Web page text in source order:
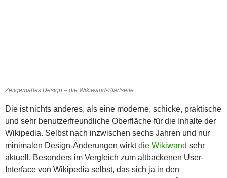
Zeitgemäßes Design – die Wikiwand-Startseite
Die ist nichts anderes, als eine moderne, schicke, praktische
und sehr benutzerfreundliche Oberfläche für die Inhalte der
Wikipedia. Selbst nach inzwischen sechs Jahren und nur
minimalen Design-Änderungen wirktdie Wikiwand sehr
aktuell. Besonders im Vergleich zum altbackenen User-
Interface von Wikipedia selbst, das sich ja in den